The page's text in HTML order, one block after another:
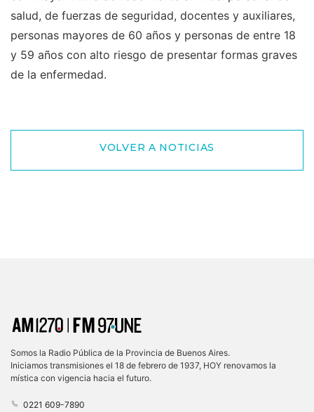
salud, de fuerzas de seguridad, docentes y auxiliares,
personas mayores de 60 años y personas de entre 18
y 59 años con alto riesgo de presentar formas graves
de la enfermedad.
VOLVER A NOTICIAS
Somos la Radio Pública de la Provincia de Buenos Aires.
Iniciamos transmisiones el 18 de febrero de 1937, HOY renovamos la
mística con vigencia hacia el futuro.
0221 609-7890